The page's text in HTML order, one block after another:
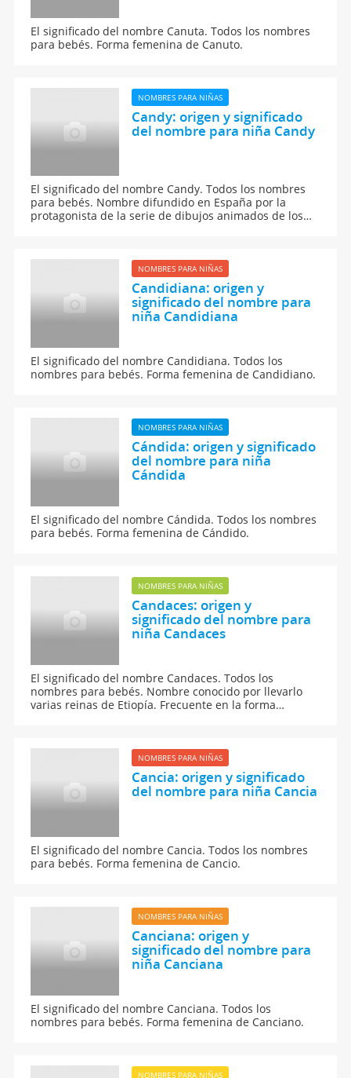
El significado del nombre Canuta. Todos los nombres
para bebés. Forma femenina de Canuto.
NOMBRES PARA NIÑAS
Candy: origen y significado
del nombre para niña Candy
El significado del nombre Candy. Todos los nombres
para bebés. Nombre difundido en España por la
protagonista de la serie de dibujos animados de los
NOMBRES PARA NIÑAS
Candidiana: origen y
significado del nombre para
niña Candidiana
El significado del nombre Candidiana. Todos los
nombres para bebés. Forma femenina de Candidiano.
NOMBRES PARA NIÑAS
Cándida: origen y significado
del nombre para niña
Cándida
El significado del nombre Cándida. Todos los nombres
para bebés. Forma femenina de Cándido.
NOMBRES PARA NIÑAS
Candaces: origen y
significado del nombre para
niña Candaces
El significado del nombre Candaces. Todos los
nombres para bebés. Nombre conocido por llevarlo
varias reinas de Etiopía. Frecuente en la forma
NOMBRES PARA NIÑAS
Cancia: origen y significado
del nombre para niña Cancia
El significado del nombre Cancia. Todos los nombres
para bebés. Forma femenina de Cancio.
NOMBRES PARA NIÑAS
Canciana: origen y
significado del nombre para
niña Canciana
El significado del nombre Canciana. Todos los
nombres para bebés. Forma femenina de Canciano.
NOMBRES PARA NIÑAS